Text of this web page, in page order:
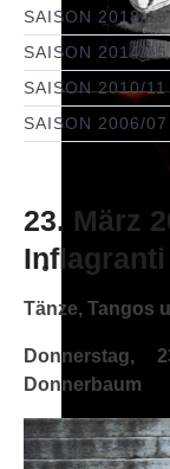
SAISON 2018/
SAISON 2014/
SAISON 2010/
SAISON 2006/
23. März
Inflagranti
Tänze, Tangos
Donnerstag,
Donnerbaum